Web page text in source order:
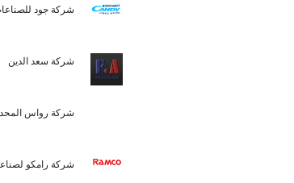
شركة جود
شركة سعد الدين
شركة رواس
شركة رامكو